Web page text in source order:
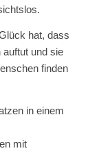
hat, dass
und sie
finden
in einem
mit